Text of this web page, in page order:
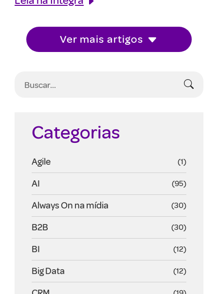
Ver mais artigos
Categorias
Agile (1)
AI (95)
Always On na mídia (30)
B2B (30)
BI (12)
Big Data (12)